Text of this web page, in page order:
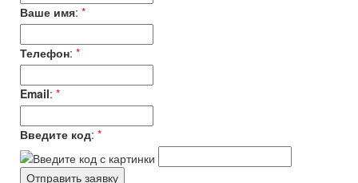
Ваше имя: *
Телефон: *
Email: *
Введите код: *